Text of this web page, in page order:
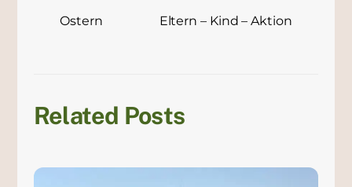
Ostern Eltern – Kind – Aktion
Related Posts